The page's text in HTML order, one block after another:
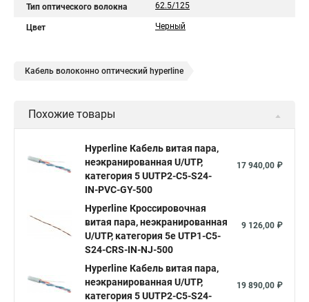
Тип оптического волокна 62.5/125
Цвет Черный
Кабель волоконно оптический hyperline
Похожие товары
Hyperline Кабель витая пара,
неэкранированная U/UTP,
категория 5 UUTP2-C5-S24-
IN-PVC-GY-500
17 940,00 ₽
Hyperline Кроссировочная
витая пара, неэкранированная
U/UTP, категория 5e UTP1-C5-
S24-CRS-IN-NJ-500
9 126,00 ₽
Hyperline Кабель витая пара,
неэкранированная U/UTP,
категория 5 UUTP2-C5-S24-
19 890,00 ₽